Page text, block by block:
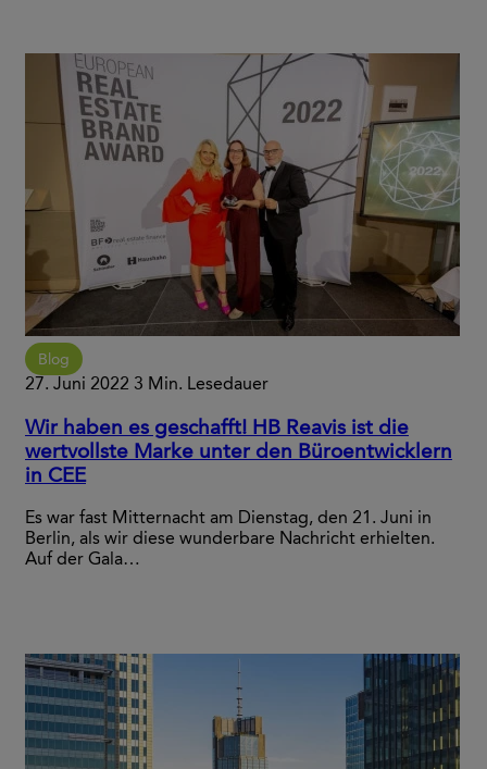
Blog
27. Juni 2022 3 Min. Lesedauer
Wir haben es geschafft! HB Reavis ist die
wertvollste Marke unter den Büroentwicklern
in CEE
Es war fast Mitternacht am Dienstag, den 21. Juni in
Berlin, als wir diese wunderbare Nachricht erhielten.
Auf der Gala…